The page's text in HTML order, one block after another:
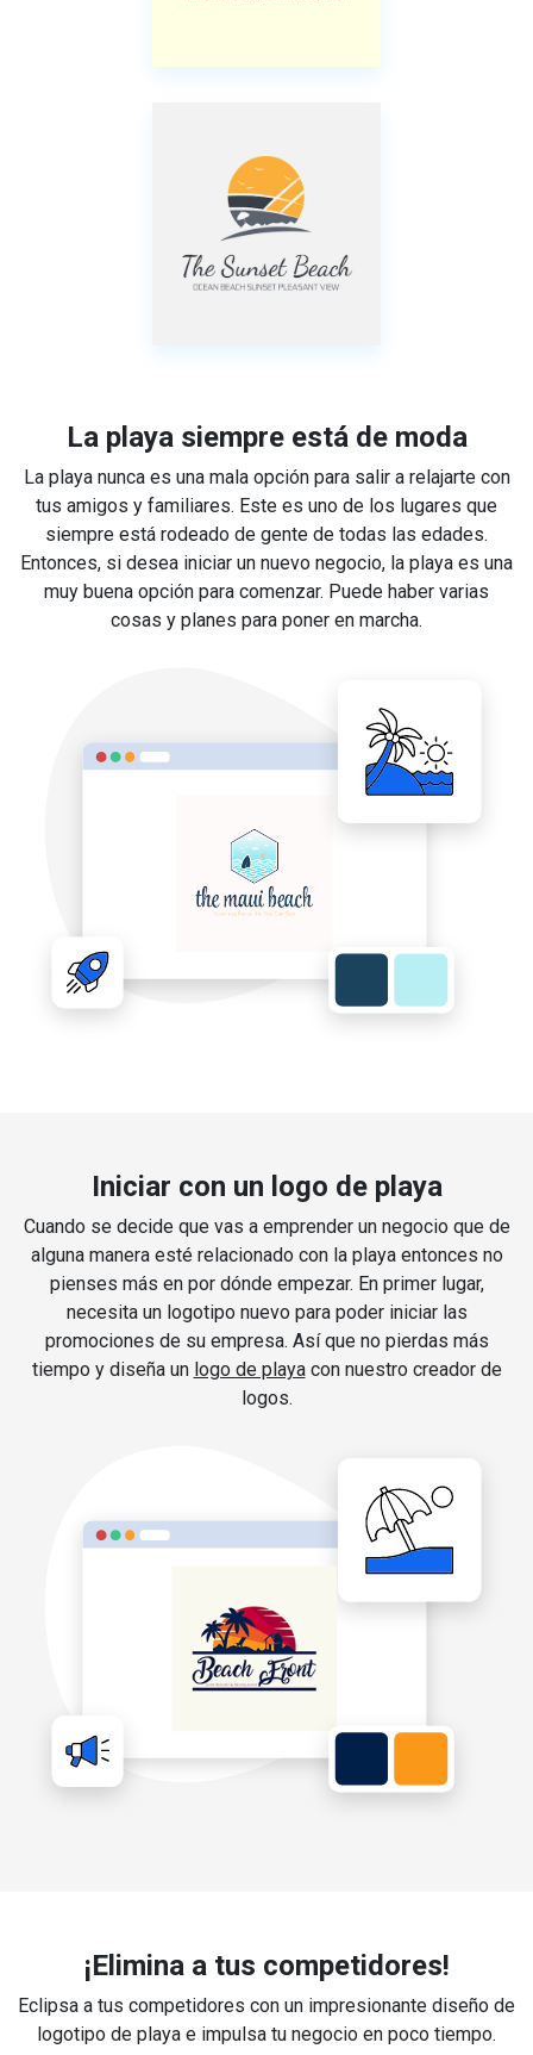
La playa siempre está de moda
La playa nunca es una mala opción para salir a relajarte con
tus amigos y familiares. Este es uno de los lugares que
siempre está rodeado de gente de todas las edades.
Entonces, si desea iniciar un nuevo negocio, la playa es una
muy buena opción para comenzar. Puede haber varias
cosas y planes para poner en marcha.
Iniciar con un logo de playa
Cuando se decide que vas a emprender un negocio que de
alguna manera esté relacionado con la playa entonces no
pienses más en por dónde empezar. En primer lugar,
necesita un logotipo nuevo para poder iniciar las
promociones de su empresa. Así que no pierdas más
tiempo y diseña un logo de playacon nuestro creador de
logos.
¡Elimina a tus competidores!
Eclipsa a tus competidores con un impresionante diseño de
logotipo de playa e impulsa tu negocio en poco tiempo.